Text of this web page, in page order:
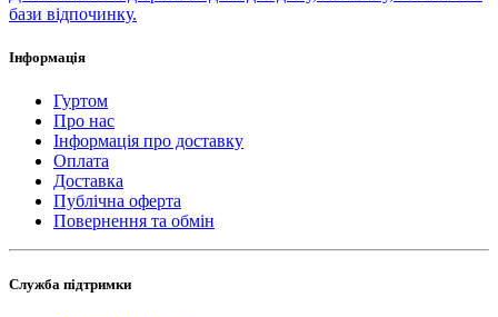
бази відпочинку.
Інформація
Гуртом
Про нас
Інформація про доставку
Оплата
Доставка
Публічна оферта
Повернення та обмін
Служба підтримки